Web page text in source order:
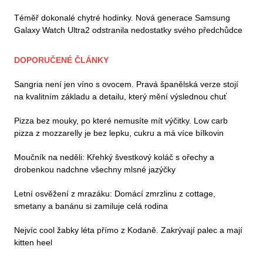
Téměř dokonalé chytré hodinky. Nová generace Samsung
Galaxy Watch Ultra2 odstranila nedostatky svého předchůdce
DOPORUČENÉ ČLÁNKY
Sangria není jen víno s ovocem. Pravá španělská verze stojí
na kvalitním základu a detailu, který mění výslednou chuť
Pizza bez mouky, po které nemusíte mít výčitky. Low carb
pizza z mozzarelly je bez lepku, cukru a má více bílkovin
Moučník na neděli: Křehký švestkový koláč s ořechy a
drobenkou nadchne všechny mlsné jazýčky
Letní osvěžení z mrazáku: Domácí zmrzlinu z cottage,
smetany a banánu si zamiluje celá rodina
Nejvíc cool žabky léta přímo z Kodaně. Zakrývají palec a mají
kitten heel